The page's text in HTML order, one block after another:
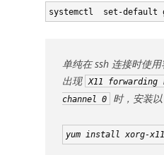
systemctl  set-default
单纯在 ssh 连接时使
出现 X11
channel 0
时，安装
yum install xorg-